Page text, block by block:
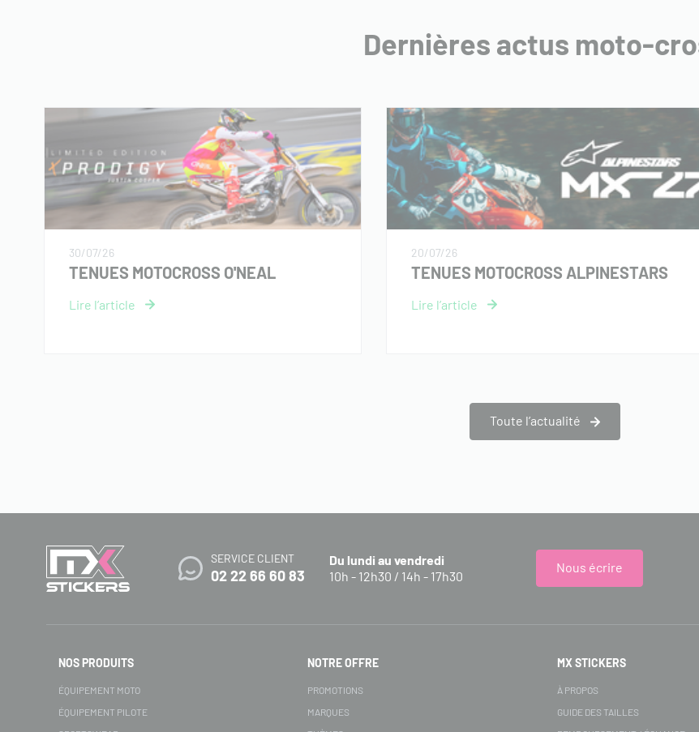
Dernières actus moto-
30/07/26
TENUES MOTOCROSS O'NEAL
20/07/26
TENUES MOTOCROSS ALPINESTARS
Toute l’actualité
SERVICE CLIENT
02 22 66 60 83
Du lundi au vendredi
10h - 12h30 / 14h - 17h30
Nous écrire
NOS PRODUITS
ÉQUIPEMENT MOTO
ÉQUIPEMENT PILOTE
NOTRE OFFRE
PROMOTIONS
MARQUES
MX STICKERS
À PROPOS
GUIDE DES TAILLES